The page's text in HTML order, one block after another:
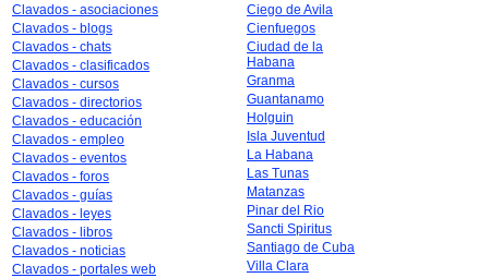
Clavados - asociaciones
Clavados - blogs
Clavados - chats
Clavados - clasificados
Clavados - cursos
Clavados - directorios
Clavados - educación
Clavados - empleo
Clavados - eventos
Clavados - foros
Clavados - guías
Clavados - leyes
Clavados - libros
Clavados - noticias
Clavados - portales web
Ciego de Avila
Cienfuegos
Ciudad de la
Habana
Granma
Guantanamo
Holguin
Isla Juventud
La Habana
Las Tunas
Matanzas
Pinar del Rio
Sancti Spiritus
Santiago de Cuba
Villa Clara